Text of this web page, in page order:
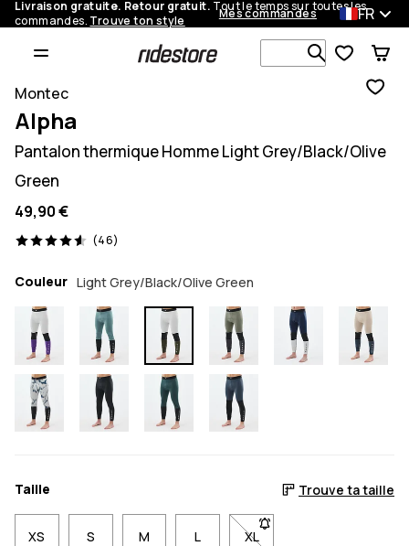
Livraison gratuite. Retour gratuit. Tout le temps sur toutes les
commandes. Trouve ton style Mes commandes FR
Recherche
Montec
Alpha
Pantalon thermique Homme Light Grey/Black/Olive
Green
49,90 €
(46)
46 avis, 4.6/5
Couleur Light Grey/Black/Olive Green
Taille Trouve ta taille
XS S M L XL- Taille XL non